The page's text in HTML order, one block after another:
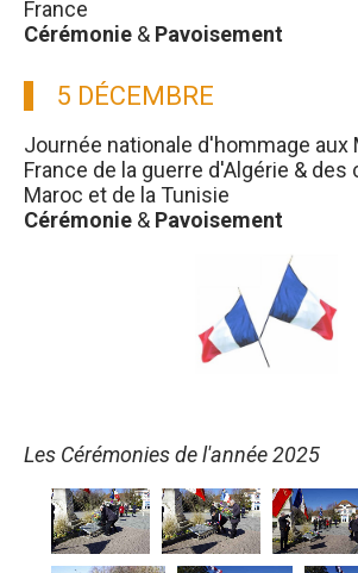
France
Cérémonie & Pavoisement
5 DÉCEMBRE
Journée nationale d'hommage aux
France de la guerre d'Algérie & des
Maroc et de la Tunisie
Cérémonie & Pavoisement
Les Cérémonies de l'année 2025